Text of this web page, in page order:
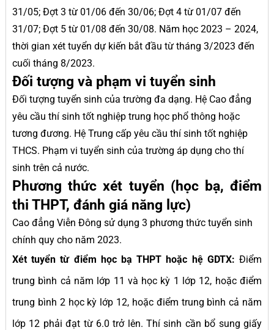
31/05; Đợt 3 từ 01/06 đến 30/06; Đợt 4 từ 01/07 đến
31/07; Đợt 5 từ 01/08 đến 30/08. Năm học 2023 – 2024,
thời gian xét tuyển dự kiến bắt đầu từ tháng 3/2023 đến
cuối tháng 8/2023.
Đối tượng và phạm vi tuyển sinh
Đối tượng tuyển sinh của trường đa dạng. Hệ Cao đẳng
yêu cầu thí sinh tốt nghiệp trung học phổ thông hoặc
tương đương. Hệ Trung cấp yêu cầu thí sinh tốt nghiệp
THCS. Phạm vi tuyển sinh của trường áp dụng cho thí
sinh trên cả nước.
Phương thức xét tuyển (học bạ, điểm
thi THPT, đánh giá năng lực)
Cao đẳng Viễn Đông sử dụng 3 phương thức tuyển sinh
chính quy cho năm 2023.
Xét tuyển từ điểm học bạ THPT hoặc hệ GDTX: Điểm
trung bình cả năm lớp 11 và học kỳ 1 lớp 12, hoặc điểm
trung bình 2 học kỳ lớp 12, hoặc điểm trung bình cả năm
lớp 12 phải đạt từ 6.0 trở lên. Thí sinh cần bổ sung giấy